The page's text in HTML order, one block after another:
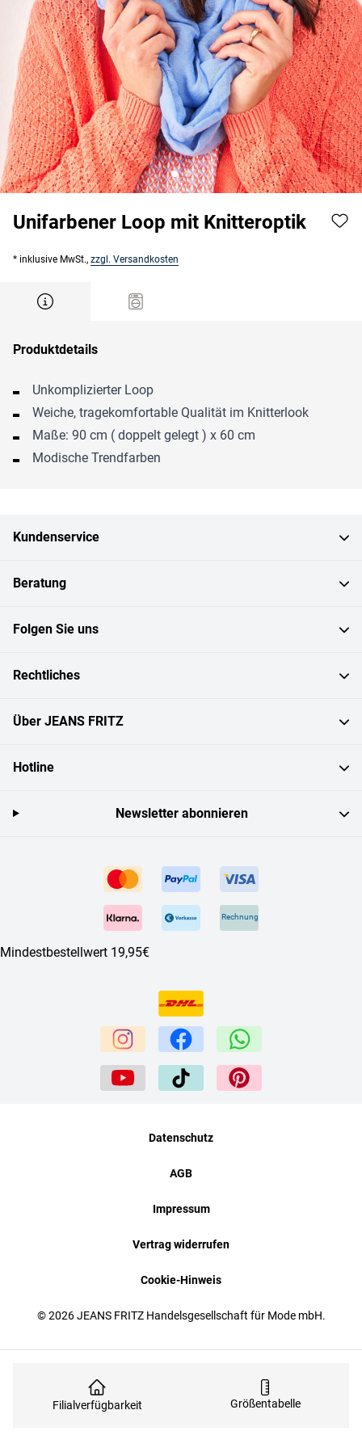
Unifarbener Loop mit Knitteroptik
* inklusive MwSt., zzgl. Versandkosten
Filialverfügbarkeit Größentabelle
Produktdetails
Unkomplizierter Loop
Weiche, tragekomfortable Qualität im Knitterlook
Maße: 90 cm ( doppelt gelegt ) x 60 cm
Modische Trendfarben
Kundenservice
Beratung
Folgen Sie uns
Rechtliches
Über JEANS FRITZ
Hotline
Rechnung
Mindestbestellwert 19,95€
Newsletter abonnieren
© 2026 JEANS FRITZ Handelsgesellschaft für Mode mbH.
Datenschutz
AGB
Impressum
Vertrag widerrufen
Cookie-Hinweis